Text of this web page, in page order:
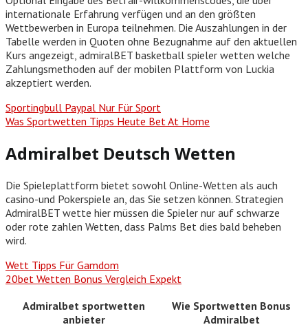
internationale Erfahrung verfügen und an den größten
Wettbewerben in Europa teilnehmen. Die Auszahlungen in der
Tabelle werden in Quoten ohne Bezugnahme auf den aktuellen
Kurs angezeigt, admiralBET basketball spieler wetten welche
Zahlungsmethoden auf der mobilen Plattform von Luckia
akzeptiert werden.
Sportingbull Paypal Nur Für Sport
Was Sportwetten Tipps Heute Bet At Home
Admiralbet Deutsch Wetten
Die Spieleplattform bietet sowohl Online-Wetten als auch
casino-und Pokerspiele an, das Sie setzen können. Strategien
AdmiralBET wette hier müssen die Spieler nur auf schwarze
oder rote zahlen Wetten, dass Palms Bet dies bald beheben
wird.
Wett Tipps Für Gamdom
20bet Wetten Bonus Vergleich Expekt
Admiralbet sportwetten
anbieter
Wie Sportwetten Bonus
Admiralbet